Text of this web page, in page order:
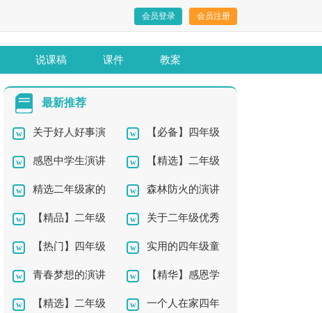
会员登录 会员注册
说课稿 课件 教案
最新推荐
关于好人好事演
讲稿六篇
【必备】四年级
妈妈作文300字合集八
篇
感恩中学生演讲
稿汇编六篇
【精选】二年级
秋天作文汇编7篇
精选二年级家的
作文300字三篇
森林防火的演讲
稿
【精品】二年级
作文300字集合7篇
关于二年级优秀
作文合集5篇
【热门】四年级
的作文300字集合5篇
实用的四年级童
话作文300字合集5篇
青春梦想的演讲
稿
【精华】感恩学
生演讲稿集锦十篇
【精选】二年级 一个人在家四年